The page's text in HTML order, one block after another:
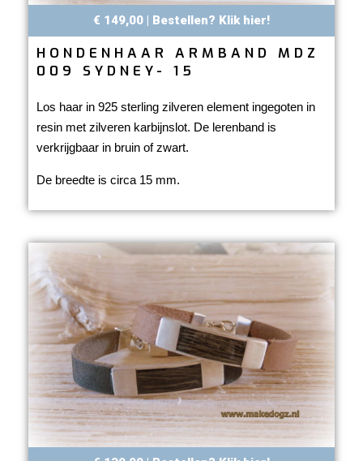
€ 149,00 | Bestellen? Klik hier!
HONDENHAAR ARMBAND MDZ
009 SYDNEY- 15
Los haar in 925 sterling zilveren element ingegoten in
resin met zilveren karbijnslot. De lerenband is
verkrijgbaar in bruin of zwart.
De breedte is circa 15 mm.